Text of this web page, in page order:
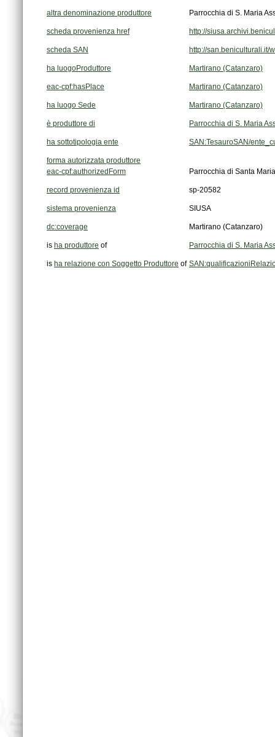
altra denominazione produttore Parrocchia di S. Maria
scheda provenienza href http://
scheda SAN http://san.beniculturali.it/
ha luogoProduttore Martirano (Catanzaro)
eac-cpf:hasPlace Martirano (Catanzaro)
ha luogo Sede Martirano (Catanzaro)
è produttore di Parrocchia di S. Maria
ha sottotipologia ente SAN:TesauroSAN/
forma autorizzata produttore
eac-cpf:authorizedForm
Parrocchia di Santa
record provenienza id sp-20582
sistema provenienza SIUSA
dc:coverage Martirano (Catanzaro)
is ha produttore of Parrocchia di S. Maria
is ha relazione con Soggetto Produttore of